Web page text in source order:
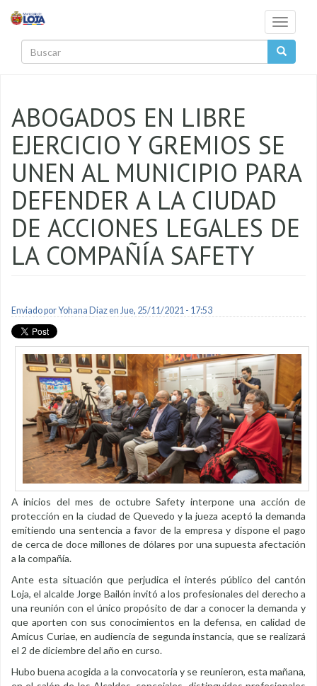
Toggle
ABOGADOS EN LIBRE
EJERCICIO Y GREMIOS SE
UNEN AL MUNICIPIO PARA
DEFENDER A LA CIUDAD
DE ACCIONES LEGALES DE
LA COMPAÑÍA SAFETY
Enviado porYohana Diazen Jue, 25/11/2021 - 17:53
A inicios del mes de octubre Safety interpone una acción de
protección en la ciudad de Quevedo y la jueza aceptó la demanda
emitiendo una sentencia a favor de la empresa y dispone el pago
de cerca de doce millones de dólares por una supuesta afectación
a la compañía.
Ante esta situación que perjudica el interés público del cantón
Loja, el alcalde Jorge Bailón invitó a los profesionales del derecho a
una reunión con el único propósito de dar a conocer la demanda y
que aporten con sus conocimientos en la defensa, en calidad de
Amicus Curiae, en audiencia de segunda instancia, que se realizará
el 2 de diciembre del año en curso.
Hubo buena acogida a la convocatoria y se reunieron, esta mañana,